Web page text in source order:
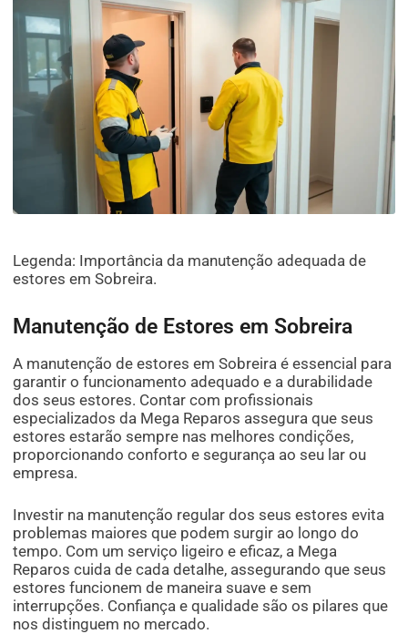
Legenda: Importância da manutenção adequada de
estores em Sobreira.
Manutenção de Estores em Sobreira
A manutenção de estores em Sobreira é essencial para
garantir o funcionamento adequado e a durabilidade
dos seus estores. Contar com profissionais
especializados da Mega Reparos assegura que seus
estores estarão sempre nas melhores condições,
proporcionando conforto e segurança ao seu lar ou
empresa.
Investir na manutenção regular dos seus estores evita
problemas maiores que podem surgir ao longo do
tempo. Com um serviço ligeiro e eficaz, a Mega
Reparos cuida de cada detalhe, assegurando que seus
estores funcionem de maneira suave e sem
interrupções. Confiança e qualidade são os pilares que
nos distinguem no mercado.